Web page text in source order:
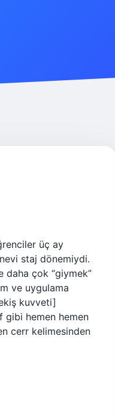
üç ay
staj dönemiydi.
daha çok “giymek”
ve uygulama
kuvveti]
gibi hemen hemen
cerr kelimesinden